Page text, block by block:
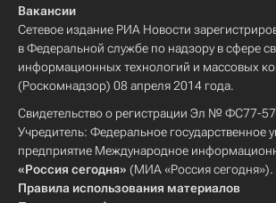
Вакансии
Сетевое издание РИА Новости
в Федеральной службе по надзору в сфере
информационных технологий и массовых
(Роскомнадзор) 08 апреля 2014 года.
Свидетельство о регистрации Эл № ФС77-
Учредитель: Федеральное государственное
предприятие Международное
«Россия сегодня» (МИА «Россия сегодня»).
Правила использования материалов